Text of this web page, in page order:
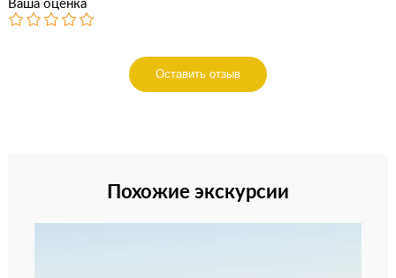
Ваша оценка
Оставить отзыв
Похожие экскурсии